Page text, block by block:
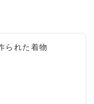
られた着物